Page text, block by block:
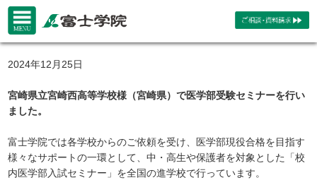
2024年12月25日
宮崎県立宮崎西高等学校様（宮崎県）で医学部受験セミナーを行い
ました。
富士学院では各学校からのご依頼を受け、医学部現役合格を目指す
様々なサポートの一環として、中・高生や保護者を対象とした「校
内医学部入試セミナー」を全国の進学校で行っています。